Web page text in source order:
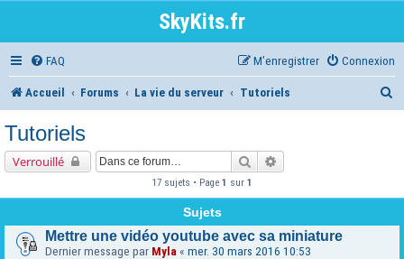
SkyKits.fr
FAQ Connexion
M’enregistrer
Accueil Forums La vie du serveur Tutoriels
e
r
Tutoriels
Verrouillé Rechercher
17 sujets • Page 1 sur 1
Sujets
Mettre une vidéo youtube avec sa miniature
Dernier message par Myla « mer. 30 mars 2016 10:53